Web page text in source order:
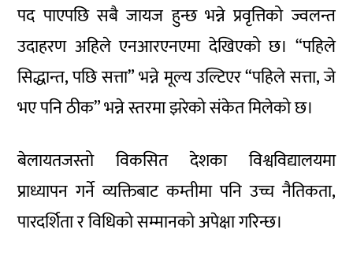
पद पाएपछि सबै जायज हुन्छ भन्ने प्रवृत्तिको ज्वलन्त
उदाहरण अहिले एनआरएनएमा देखिएको छ। “पहिले
सिद्धान्त, पछि सत्ता” भन्ने मूल्य उल्टिएर “पहिले सत्ता, जे
भए पनि ठीक” भन्ने स्तरमा झरेको संकेत मिलेको छ।
बेलायतजस्तो विकसित देशका विश्वविद्यालयमा
प्राध्यापन गर्ने व्यक्तिबाट कम्तीमा पनि उच्च नैतिकता,
पारदर्शिता र विधिको सम्मानको अपेक्षा गरिन्छ।